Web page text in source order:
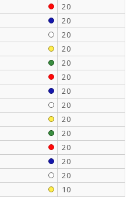
20
20
20
20
20
20
20
20
20
20
20
20
20
10